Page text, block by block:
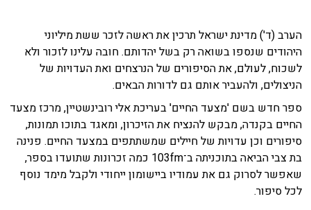
הערב (ד') מדינת ישראל תרכין את ראשה לזכר ששת מיליוני
היהודים שנספו בשואה רק בשל יהדותם. חובה עלינו לזכור ולא
לשכוח, לעולם, את הסיפורים של הנרצחים ואת העדויות של
הניצולים, ולהעביר אותם גם לדורות הבאים.
ספר חדש בשם 'מצעד החיים' בעריכת אלי רובינשטיין, מרכז מצעד
החיים בקנדה, מבקש להנציח את הזיכרון, ומאגד בתוכו תמונות,
סיפורים וכן עדויות של חיילים שמשתתפים במצעד החיים. פנינה
בת צבי הביאה בתוכניתה ב־103fm כמה זכרונות שתועדו בספר,
שאפשר לסרוק גם את עמודיו ביישומון ייחודי ולקבל מימד נוסף
לכל סיפור.